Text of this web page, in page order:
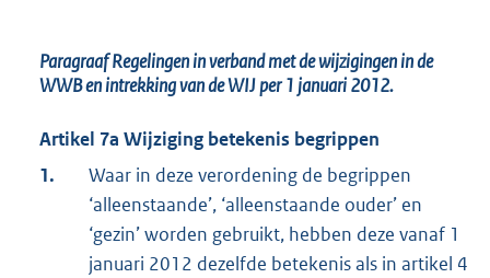
Paragraaf Regelingen in verband met de wijzigingen in de
WWB en intrekking van de WIJ per 1 januari 2012.
Artikel 7a Wijziging betekenis begrippen
1.
Waar in deze verordening de begrippen
‘alleenstaande’, ‘alleenstaande ouder’ en
‘gezin’ worden gebruikt, hebben deze vanaf 1
januari 2012 dezelfde betekenis als in artikel 4